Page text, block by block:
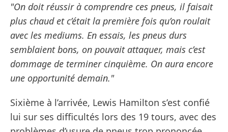
"On doit réussir à comprendre ces pneus, il faisait
plus chaud et c’était la première fois qu’on roulait
avec les mediums. En essais, les pneus durs
semblaient bons, on pouvait attaquer, mais c’est
dommage de terminer cinquième. On aura encore
une opportunité demain."
Sixième à l’arrivée, Lewis Hamilton s’est confié
lui sur ses difficultés lors des 19 tours, avec des